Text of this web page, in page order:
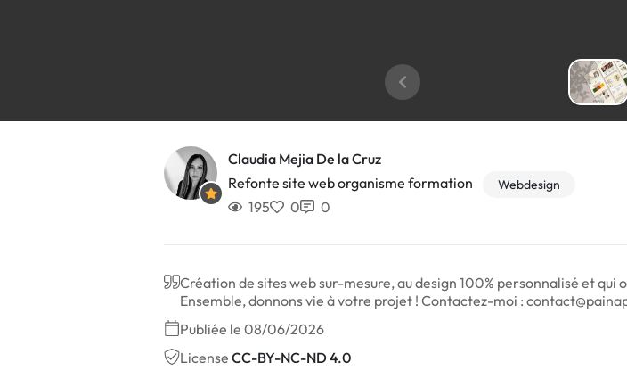
Claudia Mejia De la Cruz
Refonte site web organisme formation
Webdesign
195 0 0
Création de sites web sur-mesure, au design 100% personnalisé et
Ensemble, donnons vie à votre projet ! Contactez-moi :
Publiée le 08/06/2026
License CC-BY-NC-ND 4.0